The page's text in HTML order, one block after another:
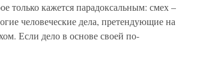
только кажется парадоксальным: смех –
человеческие дела, претендующие на
Если дело в основе своей по-